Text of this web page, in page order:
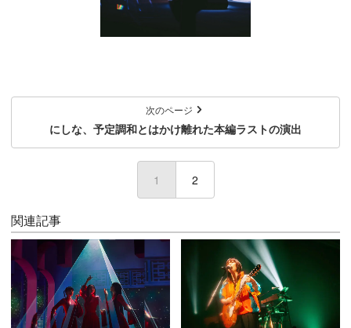
次のページ
にしな、予定調和とはかけ離れた本編ラストの演出
1 (current)
2
関連記事